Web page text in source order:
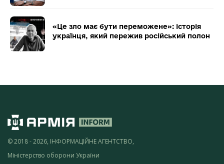
«Це зло має бути переможене»: історія
українця, який пережив російський полон
© 2018 - 2026, ІНФОРМАЦІЙНЕ АГЕНТСТВО,
Міністерство оборони України